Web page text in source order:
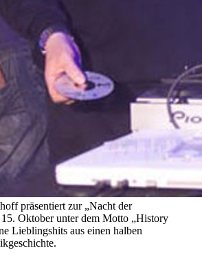
präsentiert zur „Nacht der
15. Oktober unter dem Motto „History
Lieblingshits aus einen halben